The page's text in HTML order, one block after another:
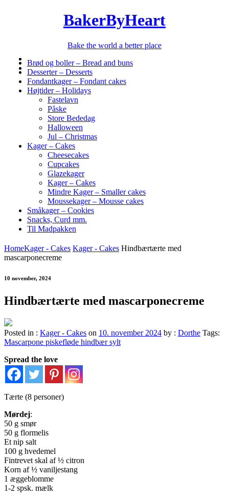
BakerByHeart
Bake the world a better place
Brød og boller – Bread and buns
Desserter – Desserts
Fondantkager – Fondant cakes
Højtider – Holidays
Fastelavn
Påske
Store Bededag
Halloween
Jul – Christmas
Kager – Cakes
Cheesecakes
Cupcakes
Glazekager
Kager – Cakes
Mindre Kager – Smaller cakes
Moussekager – Mousse cakes
Småkager – Cookies
Snacks, Curd mm.
Til Madpakken
HomeKager - Cakes Kager - Cakes Hindbærtærte med
mascarponecreme
10 november, 2024
Hindbærtærte med mascarponecreme
Posted in : Kager - Cakes on 10. november 2024 by : Dorthe Tags:
Mascarpone piskefløde hindbær sylt
Spread the love
Tærte (8 personer)
Mørdej:
50 g smør
50 g flormelis
Et nip salt
100 g hvedemel
Fintrevet skal af ½ citron
Korn af ½ vaniljestang
1 æggeblomme
1-2 spsk. mælk